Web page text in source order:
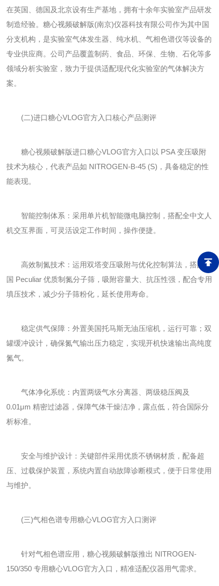
在英国、德国及北京设有生产基地，拥有十余年实验室产品研发
制造经验。糖心视频破解版(南京)仪器科技有限公司作为其中国
分支机构，是实验室气体发生器、纯水机、气相色谱仪等设备的
专业供应商。公司产品覆盖制药、食品、环保、生物、石化等多
领域分析实验室，致力于提供适配现代化实验室的气体解决方
案。
(二)进口糖心VLOG官方入口核心产品测评
糖心视频破解版进口糖心VLOG官方入口以 PSA 变压吸附
技术为核心，代表产品如 NITROGEN-B-45 (S)，具备稳定的性
能表现。
智能控制体系：采用单片机智能微电脑控制，搭配全中文人
机交互界面，可灵活设定工作时间，操作便捷。
高效制氮技术：运用双塔变压吸附与优化控制算法，搭配英
国 Peculiar 优质制氮分子筛，吸附容量大、抗压性强，配合专用
填压技术，减少分子筛粉化，延长使用寿命。
稳定供气保障：外置美国托马斯无油压缩机，运行可靠；双
罐缓冲设计，确保氮气输出压力稳定，实现开机快速输出高纯度
氮气。
气体净化系统：内置两级气水分离器、两级稳压阀及
0.01μm 精密过滤器，保障气体干燥洁净，露点低，符合国际分
析标准。
安全与维护设计：关键部件采用优质不锈钢材质，配备超
压、过载保护装置，系统内置自动故障诊断模式，便于日常使用
与维护。
(三)气相色谱专用糖心VLOG官方入口测评
针对气相色谱应用，糖心视频破解版推出 NITROGEN-
150/350 专用糖心VLOG官方入口，精准适配仪器用气需求。